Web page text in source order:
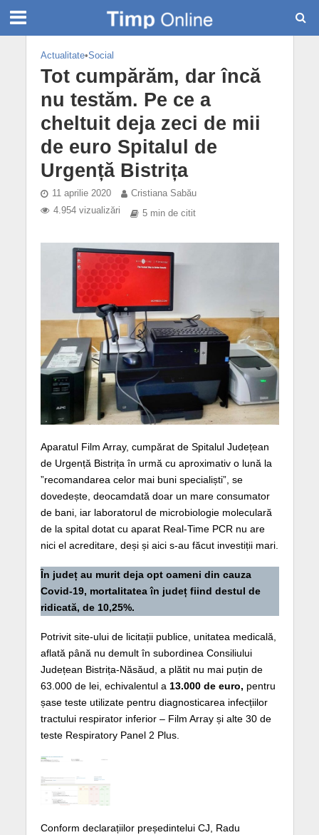
Actualitate•Social
Tot cumpărăm, dar încă
nu testăm. Pe ce a
cheltuit deja zeci de mii
de euro Spitalul de
Urgență Bistrița
11 aprilie 2020
Cristiana Sabău
4.954 vizualizări
5 min de citit
Aparatul Film Array, cumpărat de Spitalul Județean
de Urgență Bistrița în urmă cu aproximativ o lună la
”recomandarea celor mai buni specialiști”, se
dovedește, deocamdată doar un mare consumator
de bani, iar laboratorul de microbiologie moleculară
de la spital dotat cu aparat Real-Time PCR nu are
nici el acreditare, deși și aici s-au făcut investiții mari.
În județ au murit deja opt oameni din cauza
Covid-19, mortalitatea în județ fiind destul de
ridicată, de 10,25%.
Potrivit site-ului de licitații publice, unitatea medicală,
aflată până nu demult în subordinea Consiliului
Județean Bistrița-Năsăud, a plătit nu mai puțin de
63.000 de lei, echivalentul a 13.000 de euro, pentru
șase teste utilizate pentru diagnosticarea infecțiilor
tractului respirator inferior – Film Array și alte 30 de
teste Respiratory Panel 2 Plus.
Conform declarațiilor președintelui CJ, Radu